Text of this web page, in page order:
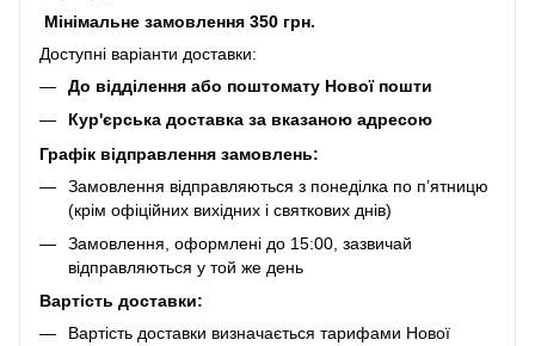
Мінімальне замовлення 350 грн.
Доступні варіанти доставки:
До відділення або поштомату Нової пошти
Кур'єрська доставка за вказаною адресою
Графік відправлення замовлень:
Замовлення відправляються з понеділка по п’ятницю
(крім офіційних вихідних і святкових днів)
Замовлення, оформлені до 15:00, зазвичай
відправляються у той же день
Вартість доставки:
Вартість доставки визначається тарифами Нової